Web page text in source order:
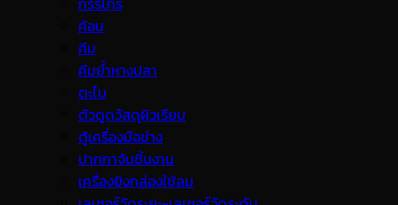
ค้อน
คีม
คีมย้ำหางปลา
ตะไบ
ตัวดูดวัสดุผิวเรียบ
ตู้เครื่องมือช่าง
ปากกาจับชิ้นงาน
เครื่องยิงกล่องใช้ลม